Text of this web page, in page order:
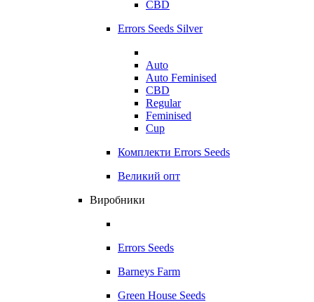
CBD
Errors Seeds Silver
Auto
Auto Feminised
CBD
Regular
Feminised
Cup
Комплекти Errors Seeds
Великий опт
Виробники
Errors Seeds
Barneys Farm
Green House Seeds